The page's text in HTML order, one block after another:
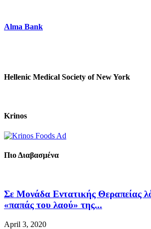
Alma Bank
Hellenic Medical Society of New York
Krinos
Πιο Διαβασμένα
Σε Μονάδα Εντατικής Θεραπείας
«παπάς του λαού» της...
April 3, 2020